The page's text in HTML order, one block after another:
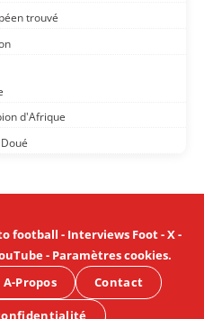
trouvé
d'Afrique
football - Interviews Foot-X-
- Paramètres cookies.
A-Propos Contact